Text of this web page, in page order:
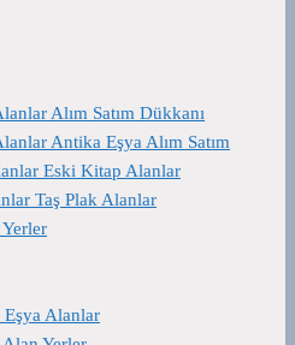
Alım Satım Dükkanı
Antika Eşya Alım Satım
Eski Kitap Alanlar
Taş Plak Alanlar
Alanlar